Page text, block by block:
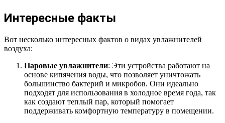
Интересные факты
Вот несколько интересных фактов о видах увлажнителей
воздуха:
Паровые увлажнители: Эти устройства работают на
основе кипячения воды, что позволяет уничтожать
большинство бактерий и микробов. Они идеально
подходят для использования в холодное время года, так
как создают теплый пар, который помогает
поддерживать комфортную температуру в помещении.